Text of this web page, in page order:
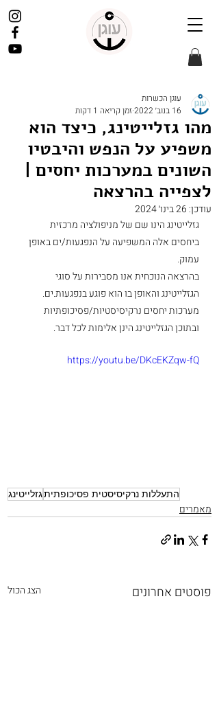
מהו גזלייטינג, כיצד הוא
משפיע על הנפש והיבטיו
השונים במערכות יחסים |
לצפייה בהרצאה
עוגן הכשרות
16 בנוב׳ 2022
זמן קריאה 1 דקות
עודכן: 26 בינו׳ 2024
גזלייטינג הינו שם של מניפולציה מרכזית
ביחסים אלה המשפיעה על הנפגעות/ים באופן
עמוק.
בהרצאה הנוכחית אנו מסבירות על סוגי
הגזלייטינג והאופן בו הוא פוגע בנפגעות.ים.
מערכות יחסים נרקיסיסטיות/פסיכופתיות
ובתוכן הגזלייטינג הינן אלימות לכל דבר.
https://youtu.be/DKcEKZqw-fQ
התעללות נרקיסיסטית פסיכופתיתגזלייטינג
מאמרים
פוסטים אחרונים הצג הכול